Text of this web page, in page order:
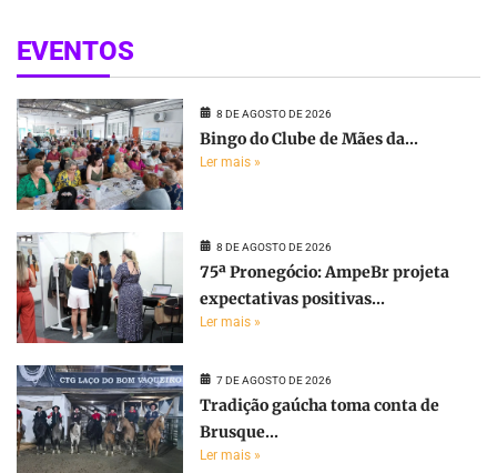
EVENTOS
8 DE AGOSTO DE 2026
Bingo do Clube de Mães da...
Ler mais »
8 DE AGOSTO DE 2026
75ª Pronegócio: AmpeBr projeta
expectativas positivas...
Ler mais »
7 DE AGOSTO DE 2026
Tradição gaúcha toma conta de
Brusque...
Ler mais »